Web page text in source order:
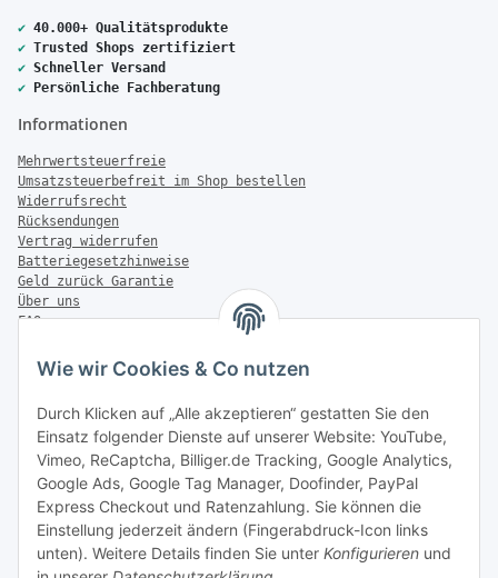
Wie wir Cookies & Co nutzen
Durch Klicken auf „Alle akzeptieren“ gestatten Sie den
Einsatz folgender Dienste auf unserer Website: YouTube,
Vimeo, ReCaptcha, Billiger.de Tracking, Google Analytics,
Google Ads, Google Tag Manager, Doofinder, PayPal
Express Checkout und Ratenzahlung. Sie können die
Einstellung jederzeit ändern (Fingerabdruck-Icon links
unten). Weitere Details finden Sie unter Konfigurieren und
✔ 40.000+ Qualitätsprodukte
✔ Trusted Shops zertifiziert
✔ Schneller Versand
✔ Persönliche Fachberatung
Informationen
Mehrwertsteuerfreie
Umsatzsteuerbefreit im Shop bestellen
Widerrufsrecht
Rücksendungen
Vertrag widerrufen
Batteriegesetzhinweise
Geld zurück Garantie
Über uns
FAQ
Zahlung & Versand
Versandinformationen